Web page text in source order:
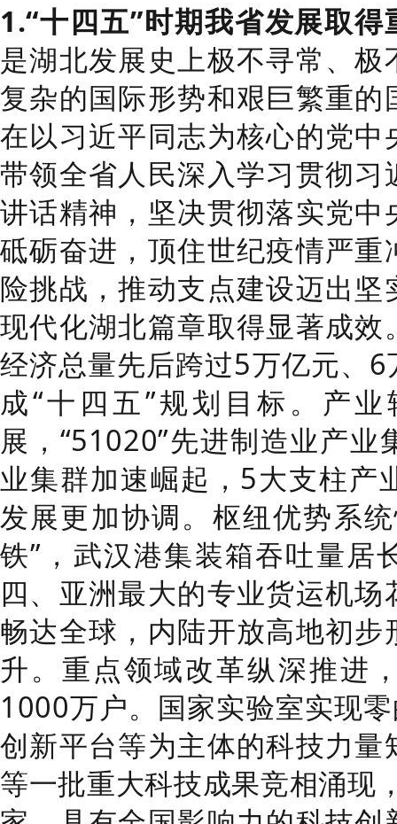
1.“十四五”时期我省发展取得
是湖北发展史上极不寻常、
复杂的国际形势和艰巨繁重
在以习近平同志为核心的党
带领全省人民深入学习贯彻
讲话精神，坚决贯彻落实党
砥砺奋进，顶住世纪疫情严
险挑战，推动支点建设迈出
现代化湖北篇章取得显著成效
经济总量先后跨过5万亿元、 6
成“十四五”规划目标。产
展， “51020”先进制造业产业
业集群加速崛起， 5大支柱产
发展更加协调。 枢纽优势系
铁” ，武汉港集装箱吞吐量
四、亚洲最大的专业货运机
畅达全球，内陆开放高地初步
升。 重点领域改革纵深推进
1000万户。国家实验室实现
创新平台等为主体的科技力
等一批重大科技成果竞相涌现